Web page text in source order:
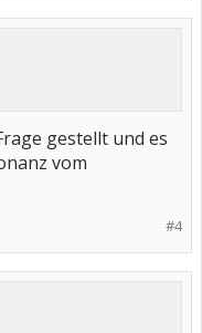
gestellt und es
vom
#4